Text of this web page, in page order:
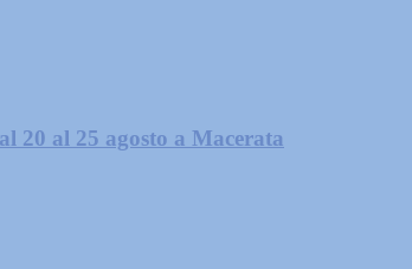
20 al 25 agosto a Macerata